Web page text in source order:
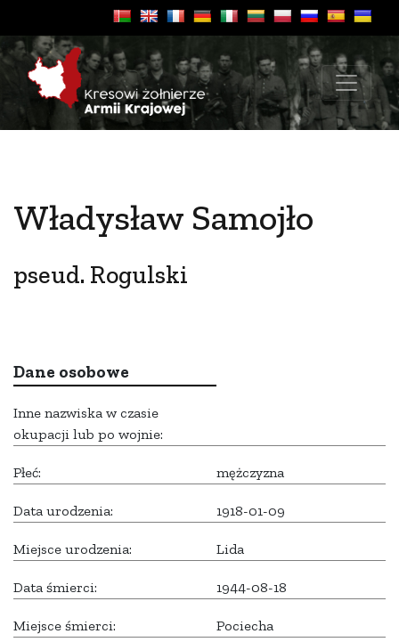
Władysław Samojło
pseud. Rogulski
Dane osobowe
Inne nazwiska w czasie
okupacji lub po wojnie:
Płeć: mężczyzna
Data urodzenia: 1918-01-09
Miejsce urodzenia: Lida
Data śmierci: 1944-08-18
Miejsce śmierci: Pociecha